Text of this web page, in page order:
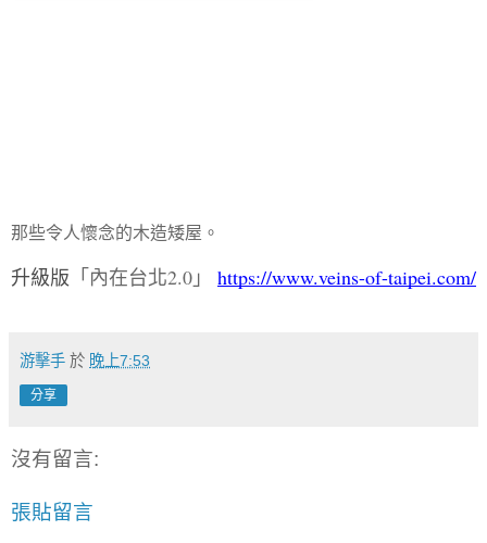
那些令人懷念的木造矮屋。
升級版 「內在台北2.0」 https://www.veins-of-taipei.com/
游擊手 於 晚上7:53
分享
沒有留言:
張貼留言